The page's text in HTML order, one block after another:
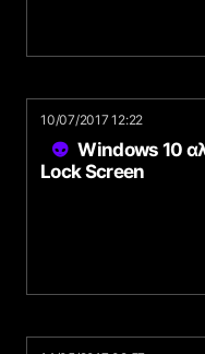
10/07/2017 12:22
Windows 10
Lock Screen